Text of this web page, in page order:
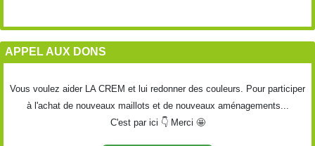
APPEL AUX DONS
Vous voulez aider LA CREM et lui redonner des couleurs. Pour participer
à l'achat de nouveaux maillots et de nouveaux aménagements...
C'est par ici 👇 Merci 🤩